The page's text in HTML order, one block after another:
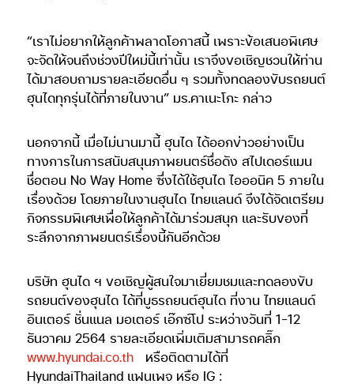
“เราไม่อยากให้ลูกค้าพลาดโอกาสนี้ เพราะข้อเสนอพิเศษ
จะจัดให้จนถึงช่วงปีใหม่นี้เท่านั้น เราจึงขอเชิญชวนให้ท่าน
ได้มาสอบถามรายละเอียดอื่น ๆ รวมทั้งทดลองขับรถยนต์
ฮุนไดทุกรุ่นได้ที่ภายในงาน” มร.คาเนะโกะ กล่าว
นอกจากนี้ เมื่อไม่นานมานี้ ฮุนได ได้ออกข่าวอย่างเป็น
ทางการในการสนับสนุนภาพยนตร์ชื่อดัง สไปเดอร์แมน
ชื่อตอน No Way Home ซึ่งได้ใช้ฮุนได ไอออนิค 5 ภายใน
เรื่องด้วย โดยภายในงานฮุนได ไทยแลนด์ จึงได้จัดเตรียม
กิจกรรมพิเศษเพื่อให้ลูกค้าได้มาร่วมสนุก และรับของที่
ระลึกจากภาพยนตร์เรื่องนี้กันอีกด้วย
บริษัท ฮุนได ฯ ขอเชิญผู้สนใจมาเยี่ยมชมและทดลองขับ
รถยนต์ของฮุนได ได้ที่บูธรถยนต์ฮุนได ที่งาน ไทยแลนด์
อินเตอร์ ชั่นแนล มอเตอร์ เอ๊กซ์โป ระหว่างวันที่ 1-12
ธันวาคม 2564 รายละเอียดเพิ่มเติมสามารถคลิ๊ก
www.hyundai.co.th
หรือติดตามได้ที่
HyundaiThailand แฟนเพจ หรือ IG :